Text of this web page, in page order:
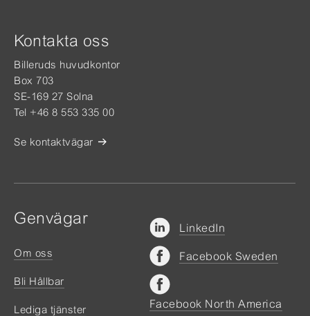
Kontakta oss
Billeruds huvudkontor
Box 703
SE-169 27 Solna
Tel +46 8 553 335 00
Se kontaktvägar
Genvägar
Om oss
Bli Hållbar
Lediga tjänster
LinkedIn
Facebook Sweden
Facebook North America